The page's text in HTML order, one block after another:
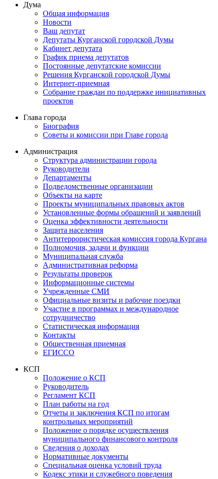
Дума
Общая информация
Новости
Ваш депутат
Депутаты Курганской городской Думы
Кабинет депутата
График приема депутатов
Постоянные депутатские комиссии
Решения Курганской городской Думы
Интернет-приемная
Собрание граждан по поддержке инициативных
проектов
Глава города
Биография
Советы и комиссии при Главе города
Администрация
Структура администрации города
Руководители
Департаменты
Подведомственные организации
Объекты на карте
Проекты муниципальных правовых актов
Установленные формы обращений и заявлений
Оценка эффективности деятельности
Защита населения
Антитеррористическая комиссия города Кургана
Полномочия, задачи и функции
Муниципальная служба
Административная реформа
Результаты проверок
Информационные системы
Учрежденные СМИ
Официальные визиты и рабочие поездки
Участие в программах и международное
сотрудничество
Статистическая информация
Контакты
Общественная приемная
ЕГИССО
КСП
Положение о КСП
Руководитель
Регламент КСП
План работы на год
Отчеты и заключения КСП по итогам
контрольных мероприятий
Положение о порядке осуществления
муниципального финансового контроля
Сведения о доходах
Нормативные документы
Специальная оценка условий труда
Кодекс этики и служебного поведения